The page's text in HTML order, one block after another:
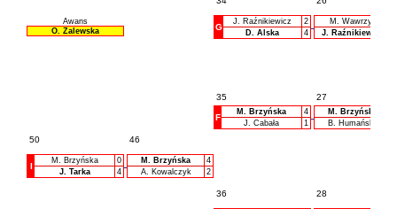
Awans
O. Zalewska
G
J. Raźnikiewicz
2
D. Alska
4
M. Wawrzyn
J. Raźnikiewicz
35 27
50 46
F
M. Brzyńska
4
J. Cabała
1
M. Brzyńska
B. Humańska
36 28
I
M. Brzyńska
0
J. Tarka
4
M. Brzyńska
4
A. Kowalczyk
2